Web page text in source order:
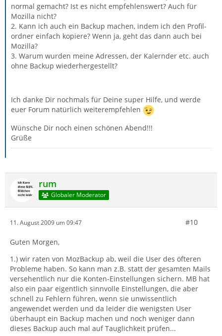
normal gemacht? Ist es nicht empfehlenswert? Auch für
Mozilla nicht?
2. Kann ich auch ein Backup machen, indem ich den Profil-
ordner einfach kopiere? Wenn ja, geht das dann auch bei
Mozilla?
3. Warum wurden meine Adressen, der Kalernder etc. auch
ohne Backup wiederhergestellt?
Ich danke Dir nochmals für Deine super Hilfe, und werde
euer Forum natürlich weiterempfehlen
Wünsche Dir noch einen schönen Abend!!!
Grüße
rum
Globaler Moderator
11. August 2009 um 09:47 #10
Guten Morgen,
1.) wir raten von MozBackup ab, weil die User des öfteren
Probleme haben. So kann man z.B. statt der gesamten Mails
versehentlich nur die Konten-Einstellungen sichern. MB hat
also ein paar eigentlich sinnvolle Einstellungen, die aber
schnell zu Fehlern führen, wenn sie unwissentlich
angewendet werden und da leider die wenigsten User
überhaupt ein Backup machen und noch weniger dann
dieses Backup auch mal auf Tauglichkeit prüfen...